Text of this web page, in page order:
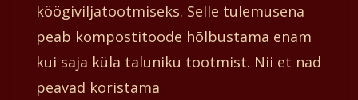
köögiviljatootmiseks. Selle tulemusena
peab kompostitoode hõlbustama enam
kui saja küla taluniku tootmist. Nii et nad
peavad koristama